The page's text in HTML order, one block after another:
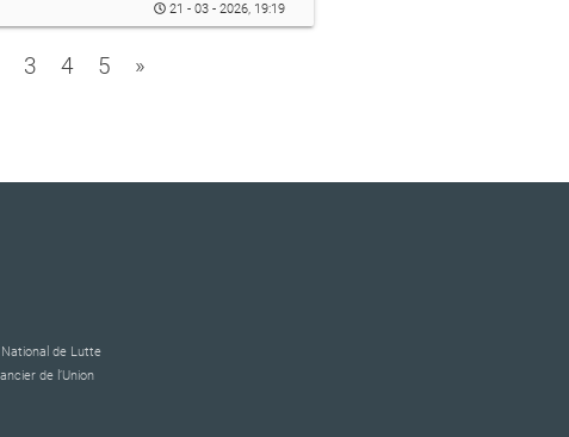
21 - 03 - 2026, 19:19
3 4 5 »
de Lutte
de l’Union